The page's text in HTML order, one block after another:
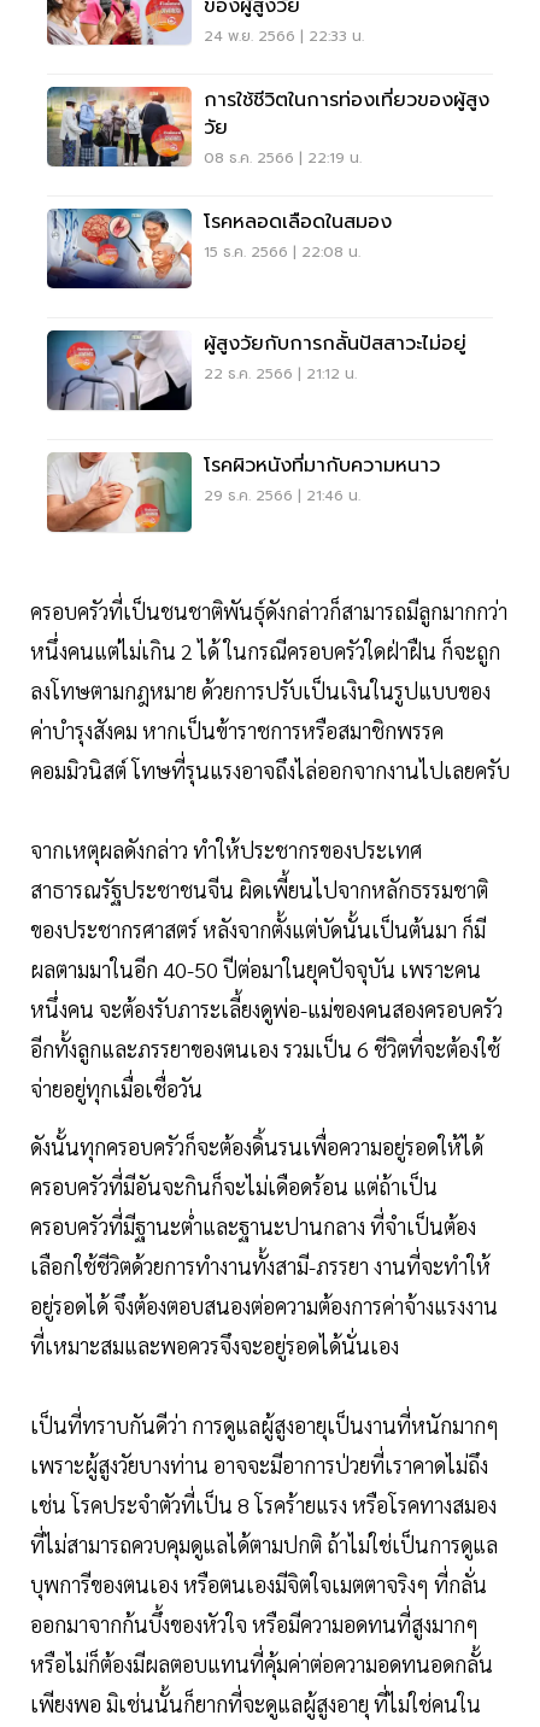
ของผู้สูงวัย
24 พ.ย. 2566 | 22:33 น.
การใช้ชีวิตในการท่องเที่ยวของผู้สูง
วัย
08 ธ.ค. 2566 | 22:19 น.
โรคหลอดเลือดในสมอง
15 ธ.ค. 2566 | 22:08 น.
ผู้สูงวัยกับการกลั้นปัสสาวะไม่อยู่
22 ธ.ค. 2566 | 21:12 น.
โรคผิวหนังที่มากับความหนาว
29 ธ.ค. 2566 | 21:46 น.
ครอบครัวที่เป็นชนชาติพันธุ์ดังกล่าวก็สามารถมีลูกมากกว่า
หนึ่งคนแต่ไม่เกิน 2 ได้ ในกรณีครอบครัวใดฝ่าฝืน ก็จะถูก
ลงโทษตามกฎหมาย ด้วยการปรับเป็นเงินในรูปแบบของ
ค่าบำรุงสังคม หากเป็นข้าราชการหรือสมาชิกพรรค
คอมมิวนิสต์ โทษที่รุนแรงอาจถึงไล่ออกจากงานไปเลยครับ
จากเหตุผลดังกล่าว ทำให้ประชากรของประเทศ
สาธารณรัฐประชาชนจีน ผิดเพี้ยนไปจากหลักธรรมชาติ
ของประชากรศาสตร์ หลังจากตั้งแต่บัดนั้นเป็นต้นมา ก็มี
ผลตามมาในอีก 40-50 ปีต่อมาในยุคปัจจุบัน เพราะคน
หนึ่งคน จะต้องรับภาระเลี้ยงดูพ่อ-แม่ของคนสองครอบครัว
อีกทั้งลูกและภรรยาของตนเอง รวมเป็น 6 ชีวิตที่จะต้องใช้
จ่ายอยู่ทุกเมื่อเชื่อวัน
ดังนั้นทุกครอบครัวก็จะต้องดิ้นรนเพื่อความอยู่รอดให้ได้
ครอบครัวที่มีอันจะกินก็จะไม่เดือดร้อน แต่ถ้าเป็น
ครอบครัวที่มีฐานะต่ำและฐานะปานกลาง ที่จำเป็นต้อง
เลือกใช้ชีวิตด้วยการทำงานทั้งสามี-ภรรยา งานที่จะทำให้
อยู่รอดได้ จึงต้องตอบสนองต่อความต้องการค่าจ้างแรงงาน
ที่เหมาะสมและพอควรจึงจะอยู่รอดได้นั่นเอง
เป็นที่ทราบกันดีว่า การดูแลผู้สูงอายุเป็นงานที่หนักมากๆ
เพราะผู้สูงวัยบางท่าน อาจจะมีอาการป่วยที่เราคาดไม่ถึง
เช่น โรคประจำตัวที่เป็น 8 โรคร้ายแรง หรือโรคทางสมอง
ที่ไม่สามารถควบคุมดูแลได้ตามปกติ ถ้าไม่ใช่เป็นการดูแล
บุพการีของตนเอง หรือตนเองมีจิตใจเมตตาจริงๆ ที่กลั่น
ออกมาจากก้นบึ้งของหัวใจ หรือมีความอดทนที่สูงมากๆ
หรือไม่ก็ต้องมีผลตอบแทนที่คุ้มค่าต่อความอดทนอดกลั้น
เพียงพอ มิเช่นนั้นก็ยากที่จะดูแลผู้สูงอายุ ที่ไม่ใช่คนใน